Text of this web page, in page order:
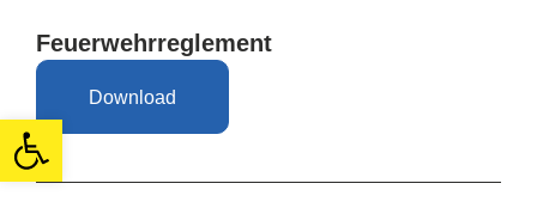
Open toolbar
Feuerwehrreglement
Download